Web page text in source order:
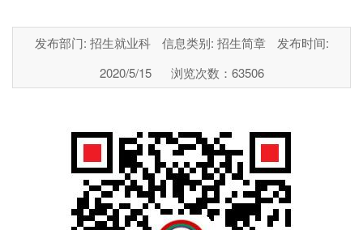
发布部门: 招生就业科 信息类别: 招生简章
发布时间:
2020/5/15
浏览次数： 63506